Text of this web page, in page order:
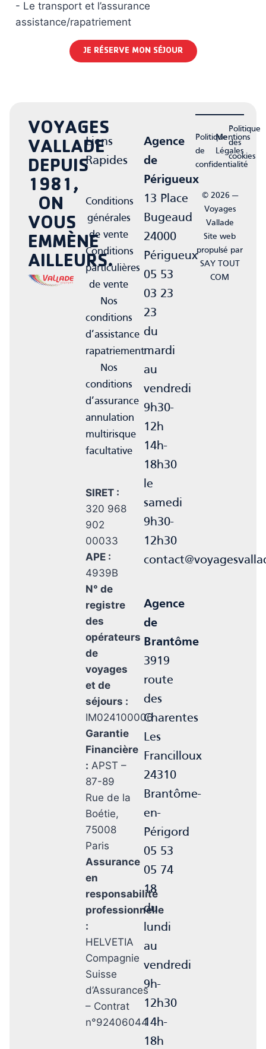
- Le transport et l’assurance
assistance/rapatriement
JE RÉSERVE MON SÉJOUR
VOYAGES
VALLADE
DEPUIS
1981,
ON
VOUS
EMMÈNE
AILLEURS.
Liens
Rapides
Conditions
générales
de vente
Conditions
particulières
de vente
Nos
conditions
d’assistance
rapatriement
Nos
conditions
d’assurance
annulation
multirisque
facultative
SIRET :
320 968
902
00033
APE :
4939B
N° de
registre
des
opérateurs
de
voyages
et de
séjours :
IM024100006
Garantie
Financière
: APST –
87-89
Rue de la
Boétie,
75008
Paris
Assurance
en
responsabilité
professionnelle
:
HELVETIA
Compagnie
Suisse
d’Assurances
– Contrat
n°92406044
Agence
de
Périgueux
13 Place
Bugeaud
24000
Périgueux
05 53
03 23
23
du
mardi
au
vendredi
9h30-
12h
14h-
18h30
le
samedi
9h30-
12h30
Agence
de
Brantôme
3919
route
des
Charentes
Les
Francilloux
24310
Brantôme-
en-
Périgord
05 53
05 74
18
du
lundi
au
vendredi
9h-
12h30
14h-
18h
Politique
de
confidentialité
Mentions
Légales
Politique
des
cookies
© 2026 —
Voyages
Vallade
Site web
propulsé par
SAY TOUT
COM